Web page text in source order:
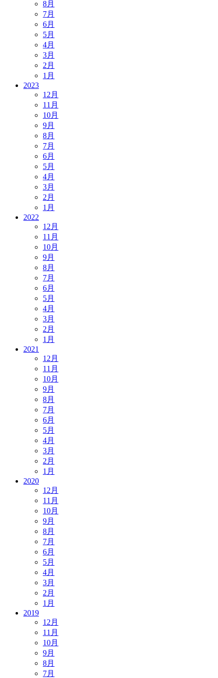
8月
7月
6月
5月
4月
3月
2月
1月
2023
12月
11月
10月
9月
8月
7月
6月
5月
4月
3月
2月
1月
2022
12月
11月
10月
9月
8月
7月
6月
5月
4月
3月
2月
1月
2021
12月
11月
10月
9月
8月
7月
6月
5月
4月
3月
2月
1月
2020
12月
11月
10月
9月
8月
7月
6月
5月
4月
3月
2月
1月
2019
12月
11月
10月
9月
8月
7月